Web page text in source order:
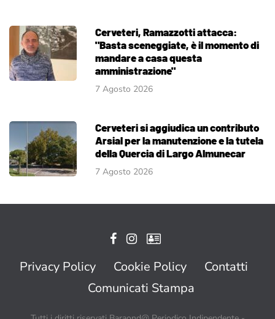
Cerveteri, Ramazzotti attacca:
"Basta sceneggiate, è il momento di
mandare a casa questa
amministrazione"
7 Agosto 2026
Cerveteri si aggiudica un contributo
Arsial per la manutenzione e la tutela
della Quercia di Largo Almunecar
7 Agosto 2026
Privacy Policy Cookie Policy
Contatti
Comunicati Stampa